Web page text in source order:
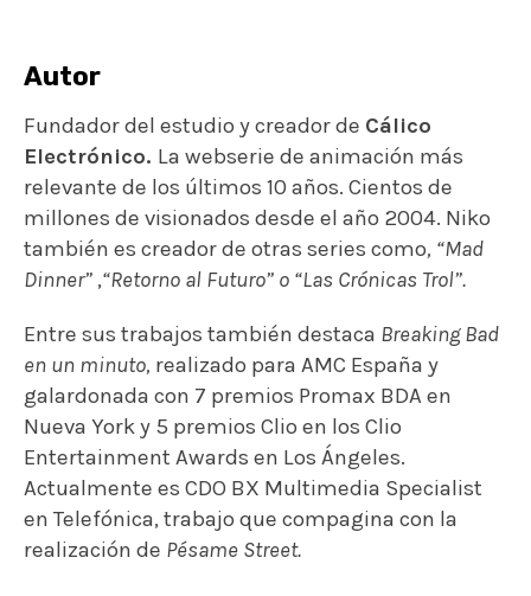
Autor
Fundador del estudio y creador de Cálico
Electrónico. La webserie de animación más
relevante de los últimos 10 años. Cientos de
millones de visionados desde el año 2004. Niko
también es creador de otras series como, “Mad
Dinner” ,“Retorno al Futuro” o “Las Crónicas Trol”.
Entre sus trabajos también destaca Breaking Bad
en un minuto, realizado para AMC España y
galardonada con 7 premios Promax BDA en
Nueva York y 5 premios Clio en los Clio
Entertainment Awards en Los Ángeles.
Actualmente es CDO BX Multimedia Specialist
en Telefónica, trabajo que compagina con la
realización de Pésame Street.